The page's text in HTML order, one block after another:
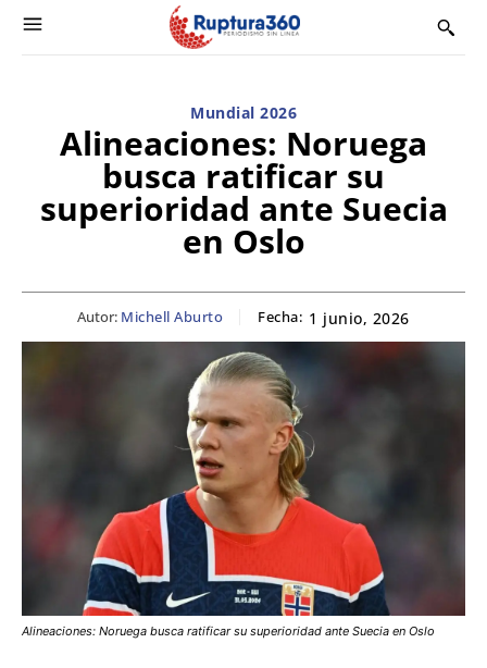
Mundial 2026
Alineaciones: Noruega
busca ratificar su
superioridad ante Suecia
en Oslo
Autor: Michell Aburto Fecha: 1 junio, 2026
Alineaciones: Noruega busca ratificar su superioridad ante Suecia en Oslo